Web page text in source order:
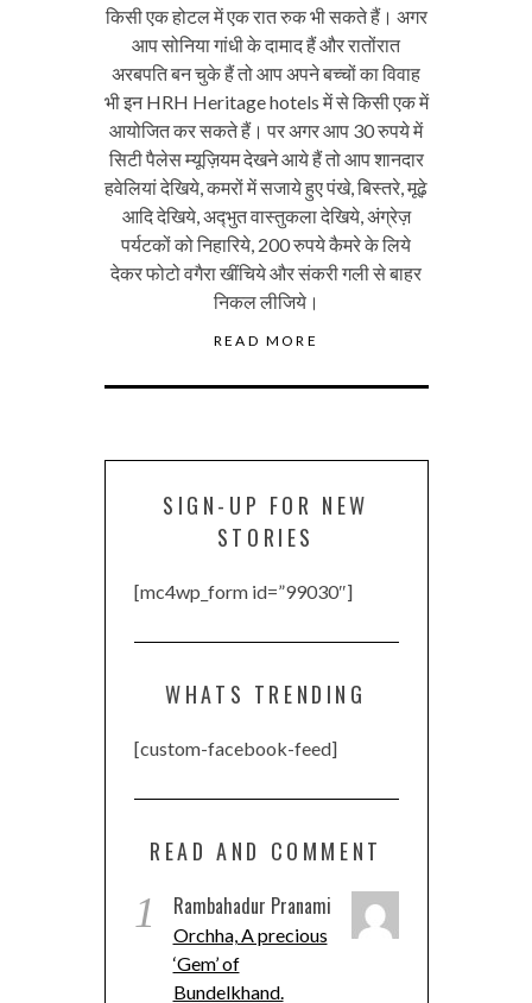
किसी एक होटल में एक रात रुक भी सकते हैं। अगर
आप सोनिया गांधी के दामाद हैं और रातोंरात
अरबपति बन चुके हैं तो आप अपने बच्चों का विवाह
भी इन HRH Heritage hotels में से किसी एक में
आयोजित कर सकते हैं। पर अगर आप 30 रुपये में
सिटी पैलेस म्यूज़ियम देखने आये हैं तो आप शानदार
हवेलियां देखिये, कमरों में सजाये हुए पंखे, बिस्तरे, मूढ़े
आदि देखिये, अद्‍भुत वास्तुकला देखिये, अंग्रेज़
पर्यटकों को निहारिये, 200 रुपये कैमरे के लिये
देकर फोटो वगैरा खींचिये और संकरी गली से बाहर
निकल लीजिये।
READ MORE
SIGN-UP FOR NEW
STORIES
[mc4wp_form id=”99030″]
WHATS TRENDING
[custom-facebook-feed]
READ AND COMMENT
1 Rambahadur Pranami
Orchha, A precious
‘Gem’ of
Bundelkhand.